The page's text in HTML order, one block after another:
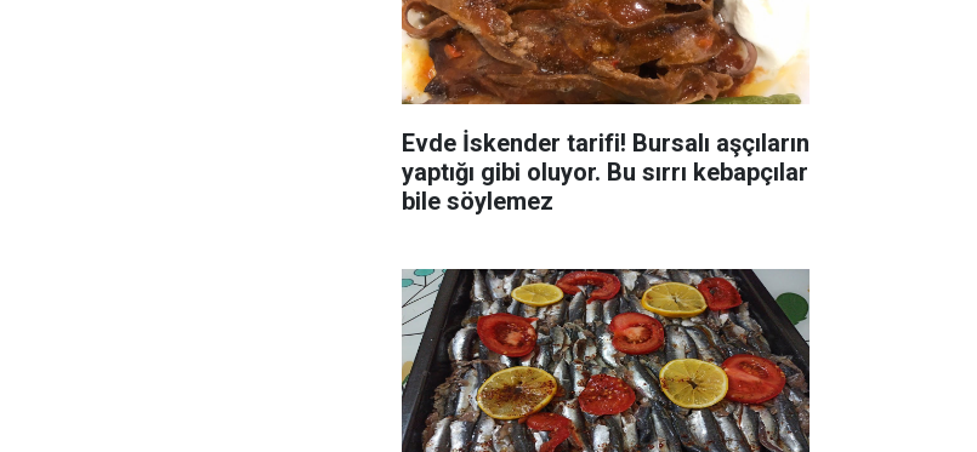
Evde İskender tarifi! Bursalı aşçıların
yaptığı gibi oluyor. Bu sırrı kebapçılar
bile söylemez